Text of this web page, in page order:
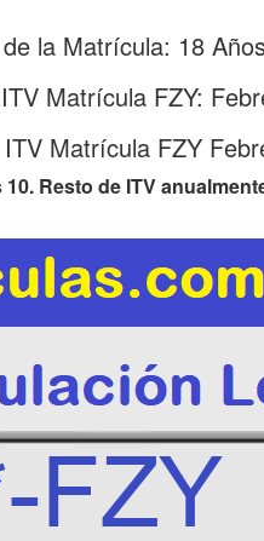
la Matrícula: 18
Matrícula FZY:
Matrícula FZY
Resto de ITV